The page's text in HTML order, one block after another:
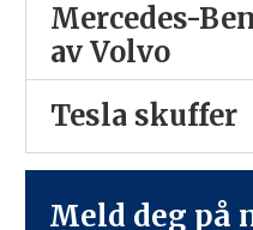
Mercedes-
av Volvo
Tesla skuffer
Meld deg på